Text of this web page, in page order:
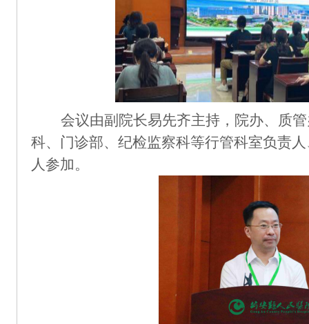
会议由副院长易先齐主持，院办、质
科、门诊部、纪检监察科等行管科室负责
人参加。